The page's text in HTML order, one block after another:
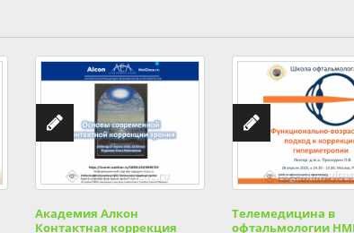
Академия Алкон
Контактная коррекция
Телемедицина в
офтальмологии